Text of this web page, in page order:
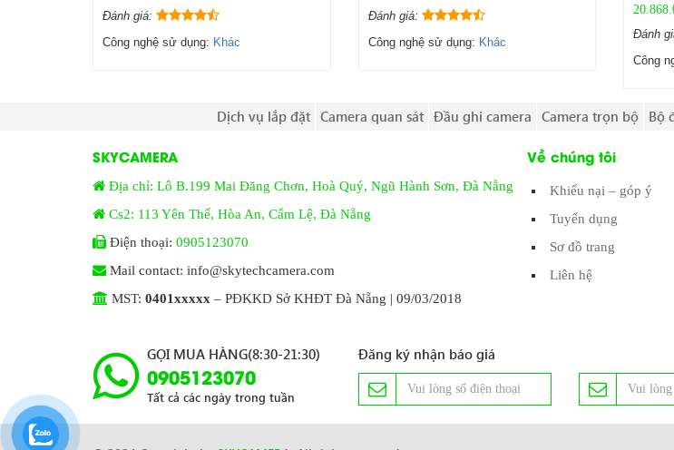
Đánh giá:
Công nghệ sử dụng: Khác
Đánh giá:
Công nghệ sử dụng: Khác
Đánh
Công
Dịch vụ lắp đặt Camera quan sát Đầu ghi camera Camera trọn bộ Bộ
SKYCAMERA
Địa chỉ: Lô B.199 Mai Đăng Chơn, Hoà Quý, Ngũ Hành Sơn, Đà Nẵng
Cs2: 113 Yên Thế, Hòa An, Cẩm Lệ, Đà Nẵng
Điện thoại: 0905123070
Mail contact: info@skytechcamera.com
MST: 0401xxxxx – PĐKKD Sở KHĐT Đà Nẵng | 09/03/2018
Về chúng tôi
Khiếu nại – góp ý
Tuyển dụng
Sơ đồ trang
Liên hệ
GỌI MUA HÀNG(8:30-21:30)
0905123070
Tất cả các ngày trong tuần
Đăng ký nhận báo giá